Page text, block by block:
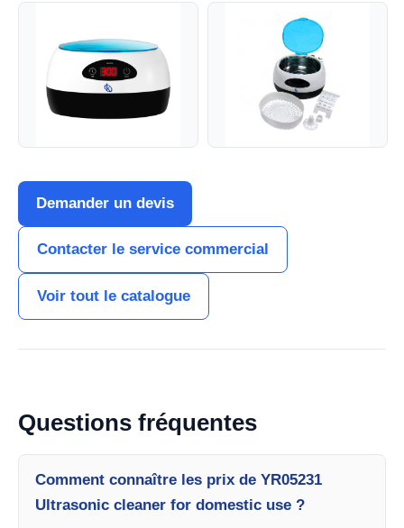
Demander un devis
Contacter le service commercial
Voir tout le catalogue
Questions fréquentes
Comment connaître les prix de YR05231
Ultrasonic cleaner for domestic use ?